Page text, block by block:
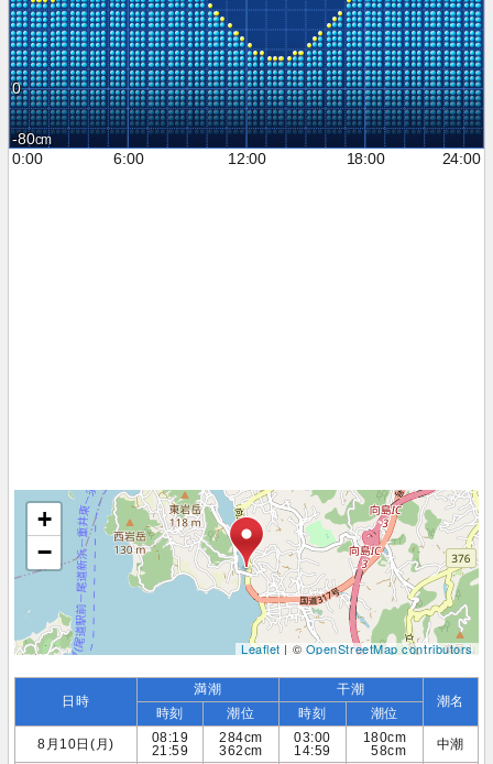
0
-80
0:00
6:00 12:00 18:00 24:00
+
−
Leaflet | © OpenStreetMap contributors
日時
満潮 干潮
潮名
時刻 潮位 時刻
潮位
8月10日(月)
08:19
21:59
284cm
362cm
03:00
14:59
180cm
58cm
中潮